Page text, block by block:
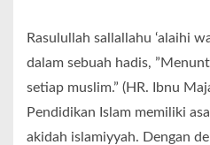
Rasulullah sallallahu ‘alaihi
dalam sebuah hadis,
setiap muslim.” (HR. Ibnu
Pendidikan Islam memiliki
akidah islamiyyah. Dengan